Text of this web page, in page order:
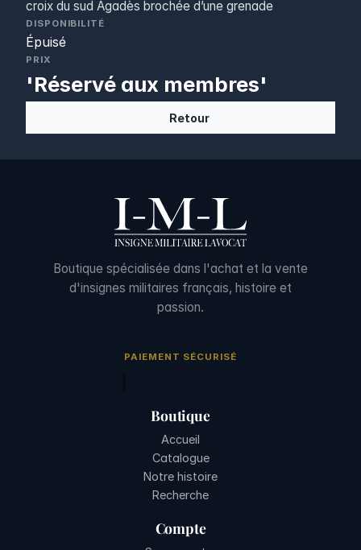
croix du sud Agadès brochée d’une grenade
DISPONIBILITÉ
Épuisé
PRIX
'Réservé aux membres'
Retour
Boutique spécialisée dans l'achat et la vente
d'insignes militaires français, histoire et
passion.
PAIEMENT SÉCURISÉ
Boutique
Accueil
Catalogue
Notre histoire
Recherche
Compte